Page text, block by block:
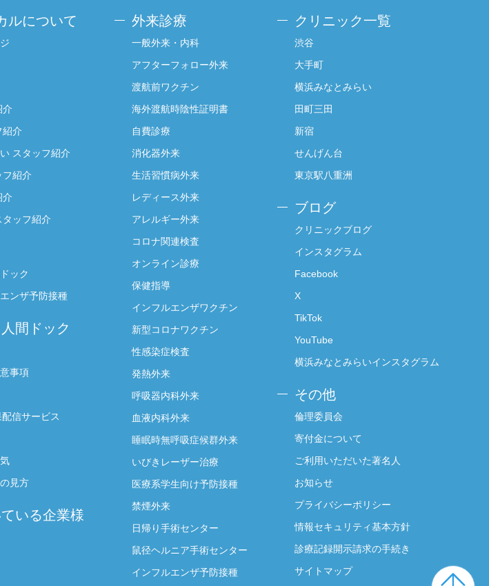
ルについて
介
紹介
スタッフ紹介
フ紹介
介
ッフ紹介
ック
ンザ予防接種
間ドック
事項
信サービス
見方
いる企業様
外来診療
一般外来・内科
アフターフォロー外来
渡航前ワクチン
海外渡航時陰性証明書
自費診療
消化器外来
生活習慣病外来
レディース外来
アレルギー外来
コロナ関連検査
オンライン診療
保健指導
インフルエンザワクチン
新型コロナワクチン
性感染症検査
発熱外来
呼吸器内科外来
血液内科外来
睡眠時無呼吸症候群外来
いびきレーザー治療
医療系学生向け予防接種
禁煙外来
日帰り手術センター
鼠径ヘルニア手術センター
インフルエンザ予防接種
クリニック一覧
渋谷
大手町
横浜みなとみらい
田町三田
新宿
せんげん台
東京駅八重洲
ブログ
クリニックブログ
インスタグラム
Facebook
X
TikTok
YouTube
横浜みなとみらいインスタグラム
その他
倫理委員会
寄付金について
ご利用いただいた著名人
お知らせ
プライバシーポリシー
情報セキュリティ基本方針
診療記録開示請求の手続き
サイトマップ